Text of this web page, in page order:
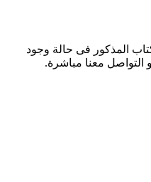
المذكور فى حالة وجود
التواصل معنا مباشرة.